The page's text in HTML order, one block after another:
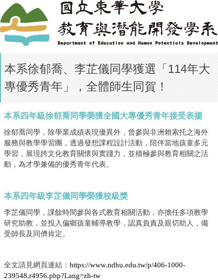
本系徐郁喬、李芷儀同學獲選「114年大
專優秀青年」，全體師生同賀！
本系四年級徐郁喬同學榮獲全國大專優秀青年接受表揚
徐郁喬同學，除學業成績表現優異外，曾參與非洲賴索托之海外
服務與教學學習團，透過發想課程設計活動，陪伴當地孩童多元
學習，展現跨文化教育關懷與實踐力，並積極參與教育相關之活
動，為才學兼備的優秀青年代表。
本系四年級李芷儀同學榮獲校級獎
李芷儀同學，課餘時間參與各式教育相關活動，亦擔任多項教學
研究助教，並投入偏鄉孩童輔導教學，認真負責及親切助人，備
受師長及同儕肯定。
全文請見網頁連結： https://www.ndhu.edu.tw/p/406-1000-
239548,r4956.php?Lang=zh-tw